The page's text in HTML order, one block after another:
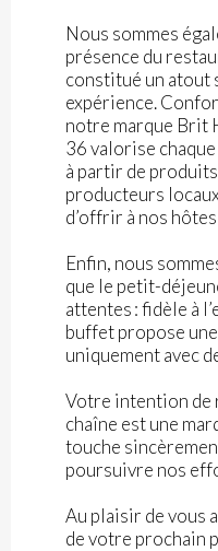
Nous sommes
présence du
constitué un atout
expérience.
notre marque Brit
36 valorise
à partir de
producteurs
d’offrir à nos
Enfin, nous
que le petit-
attentes : fidèle à
buffet propose
uniquement avec
Votre intention de
chaîne est une
touche
poursuivre nos
Au plaisir de vous
de votre prochain